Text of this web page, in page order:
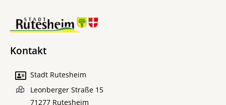
Kontakt
Stadt Rutesheim
Leonberger Straße 15
71277 Rutesheim